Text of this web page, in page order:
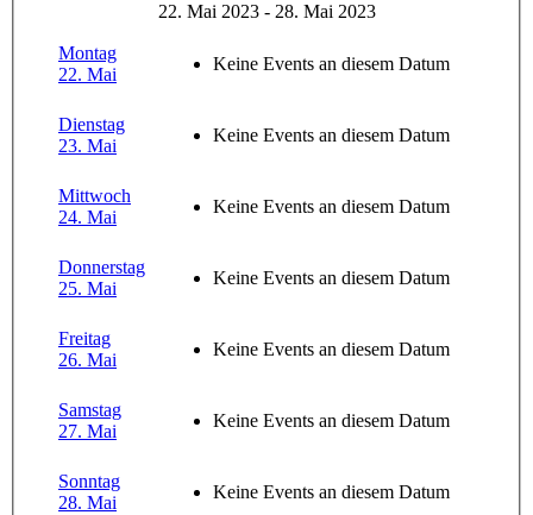
22. Mai 2023 - 28. Mai 2023
Montag
22. Mai
Keine Events an diesem Datum
Dienstag
23. Mai
Keine Events an diesem Datum
Mittwoch
24. Mai
Keine Events an diesem Datum
Donnerstag
25. Mai
Keine Events an diesem Datum
Freitag
26. Mai
Keine Events an diesem Datum
Samstag
27. Mai
Keine Events an diesem Datum
Sonntag
28. Mai
Keine Events an diesem Datum